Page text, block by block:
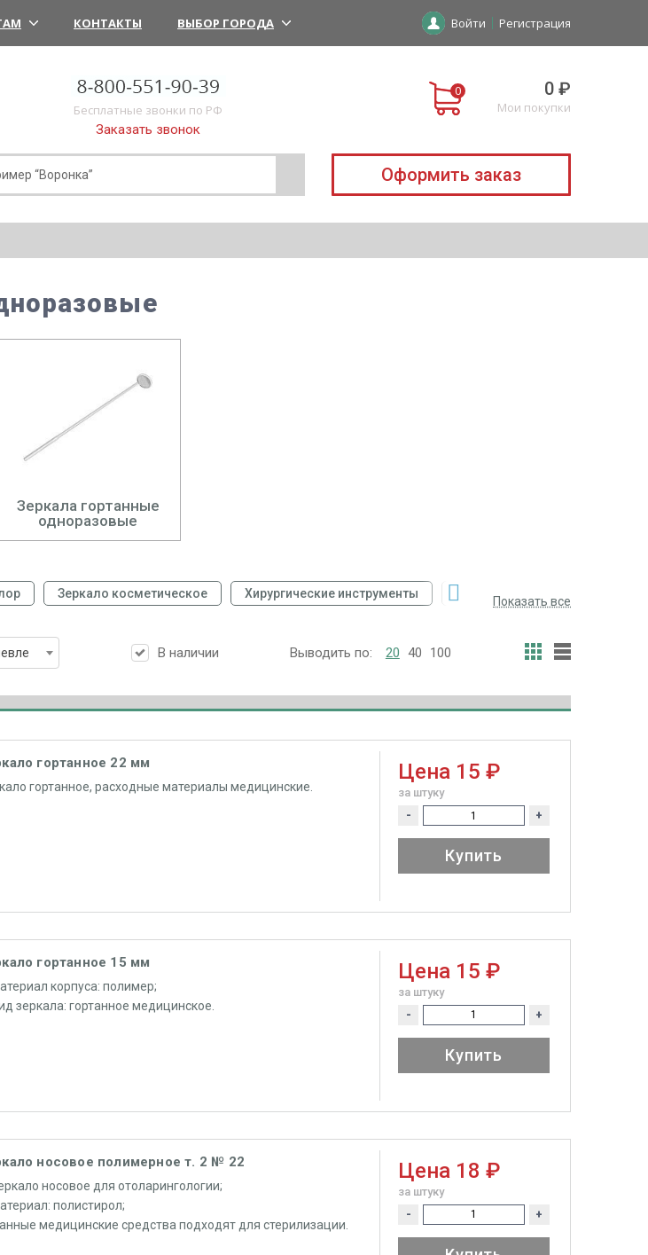
КОНТАКТЫ ВЫБОР ГОРОДА Войти Регистрация
Бесплатные звонки по РФ
Заказать звонок
0 ₽
Мои покупки
Оформить заказ
Зеркала гортанные
одноразовые
Зеркало косметическое Хирургические инструменты Аппараты медицинские
Показать все
В наличии Выводить по: 20 40 100
гортанное 22 мм
гортанное, расходные материалы медицинские.
Цена 15 ₽
за штуку
- +
Купить
гортанное 15 мм
корпуса: полимер;
зеркала: гортанное медицинское.
Цена 15 ₽
за штуку
- +
Купить
носовое полимерное т. 2 № 22
носовое для отоларингологии;
полистирол;
медицинские средства подходят для стерилизации.
Цена 18 ₽
за штуку
- +